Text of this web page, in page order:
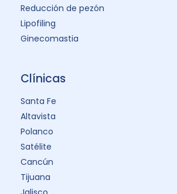
Reducción de pezón
Lipofiling
Ginecomastia
Clínicas
Santa Fe
Altavista
Polanco
Satélite
Cancún
Tijuana